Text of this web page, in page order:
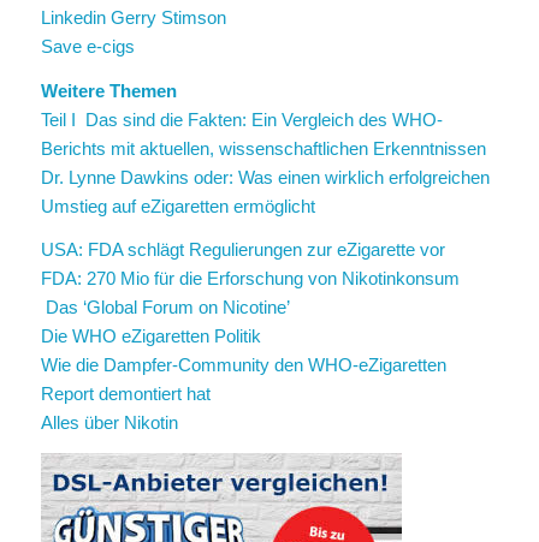
Linkedin Gerry Stimson
Save e-cigs
Weitere Themen
Teil I Das sind die Fakten: Ein Vergleich des WHO-
Berichts mit aktuellen, wissenschaftlichen Erkenntnissen
Dr. Lynne Dawkins oder: Was einen wirklich erfolgreichen
Umstieg auf eZigaretten ermöglicht
USA: FDA schlägt Regulierungen zur eZigarette vor
FDA: 270 Mio für die Erforschung von Nikotinkonsum
Das ‘Global Forum on Nicotine’
Die WHO eZigaretten Politik
Wie die Dampfer-Community den WHO-eZigaretten
Report demontiert hat
Alles über Nikotin